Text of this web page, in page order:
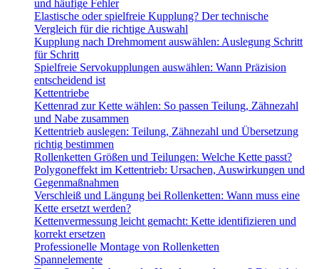
und häufige Fehler
Elastische oder spielfreie Kupplung? Der technische
Vergleich für die richtige Auswahl
Kupplung nach Drehmoment auswählen: Auslegung Schritt
für Schritt
Spielfreie Servokupplungen auswählen: Wann Präzision
entscheidend ist
Kettentriebe
Kettenrad zur Kette wählen: So passen Teilung, Zähnezahl
und Nabe zusammen
Kettentrieb auslegen: Teilung, Zähnezahl und Übersetzung
richtig bestimmen
Rollenketten Größen und Teilungen: Welche Kette passt?
Polygoneffekt im Kettentrieb: Ursachen, Auswirkungen und
Gegenmaßnahmen
Verschleiß und Längung bei Rollenketten: Wann muss eine
Kette ersetzt werden?
Kettenvermessung leicht gemacht: Kette identifizieren und
korrekt ersetzen
Professionelle Montage von Rollenketten
Spannelemente